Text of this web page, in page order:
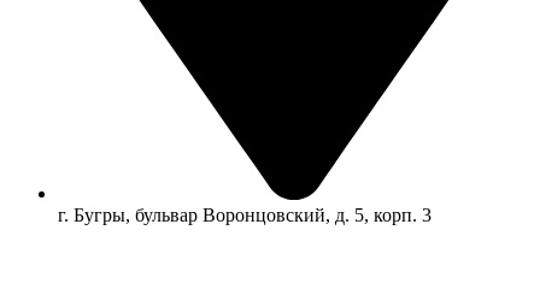
г. Бугры, бульвар Воронцовский, д. 5, корп. 3